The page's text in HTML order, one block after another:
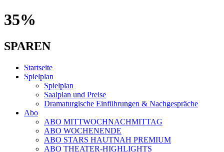
35%
SPAREN
Startseite
Spielplan
Spielplan
Saalplan und Preise
Dramaturgische Einführungen & Nachgespräche
Abo
ABO MITTWOCHNACHMITTAG
ABO WOCHENENDE
ABO STARS HAUTNAH PREMIUM
ABO THEATER-HIGHLIGHTS